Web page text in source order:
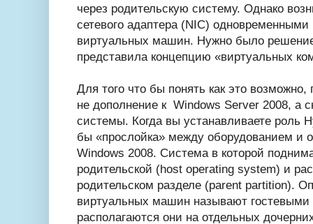
через родительскую систему. Однако
сетевого адаптера (NIC) одновременными
виртуальных машин. Нужно было
представила концепцию «виртуальных
Для того что бы понять как это возможно,
не дополнение к Windows Server 2008, а
системы. Когда вы устанавливаете роль
бы «прослойка» между оборудованием и
Windows 2008. Система в которой
родительской (host operating system) и
родительском разделе (parent partition).
виртуальных машин называют
располагаются они на отдельных